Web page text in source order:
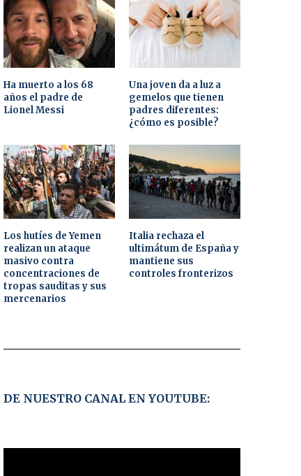
Ha muerto a los 68
años el padre de
Lionel Messi
Una joven da a luz a
gemelos que tienen
padres diferentes:
¿cómo es posible?
Los hutíes de Yemen
realizan un ataque
masivo contra
concentraciones de
tropas sauditas y sus
mercenarios
Italia rechaza el
ultimátum de España y
mantiene sus
controles fronterizos
DE NUESTRO CANAL EN YOUTUBE: